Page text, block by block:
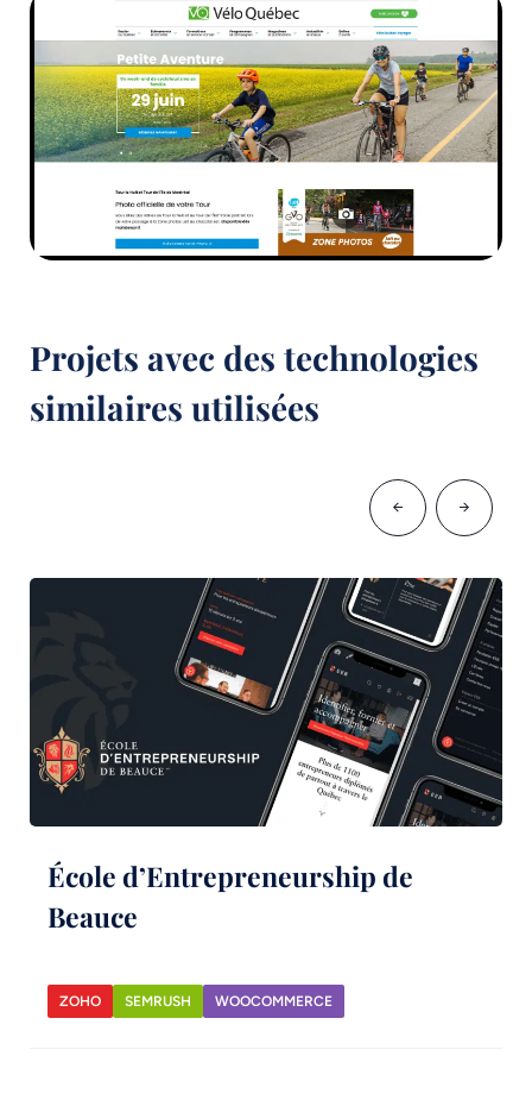
Projets avec des technologies
similaires utilisées
École d’Entrepreneurship de
Beauce
ZOHO SEMRUSH WOOCOMMERCE